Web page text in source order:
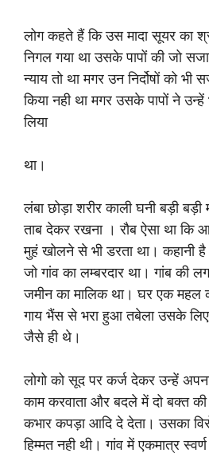
लोग कहते हैं कि उस मादा सूयर का
निगल गया था उसके पापों की जो
न्याय तो था मगर उन निर्दोषों को भी
किया नही था मगर उसके पापों ने उन्हें
लिया
था।
लंबा छोड़ा शरीर काली घनी बड़ी
ताब देकर रखना । रौब ऐसा था
मुहं खोलने से भी डरता था। कहानी है
जो गांव का लम्बरदार था। गांब की
जमीन का मालिक था। घर एक महल
गाय भैंस से भरा हुआ तबेला उसके
जैसे ही थे।
लोगो को सूद पर कर्ज देकर उन्हें
काम करवाता और बदले में दो बक्त
कभार कपड़ा आदि दे देता। उसका
हिम्मत नही थी। गांव में एकमात्र